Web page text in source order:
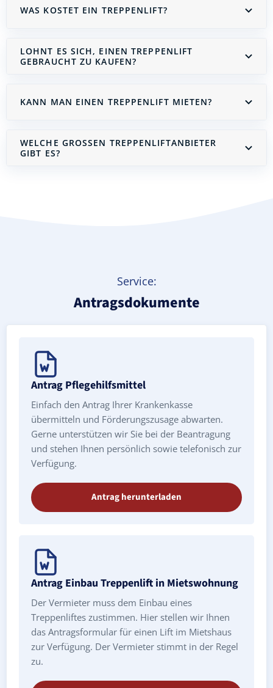
WAS KOSTET EIN TREPPENLIFT?
LOHNT ES SICH, EINEN TREPPENLIFT
GEBRAUCHT ZU KAUFEN?
KANN MAN EINEN TREPPENLIFT MIETEN?
WELCHE GROSSEN TREPPENLIFTANBIETER G
IBT ES?
Service:
Antragsdokumente
Antrag Pflegehilfsmittel
Einfach den Antrag Ihrer Krankenkasse
übermitteln und Förderungszusage abwarten.
Gerne unterstützen wir Sie bei der Beantragung
und stehen Ihnen persönlich sowie telefonisch zur
Verfügung.
Antrag herunterladen
Antrag Einbau Treppenlift in Mietswohnung
Der Vermieter muss dem Einbau eines
Treppenliftes zustimmen. Hier stellen wir Ihnen
das Antragsformular für einen Lift im Mietshaus
zur Verfügung. Der Vermieter stimmt in der Regel
zu.